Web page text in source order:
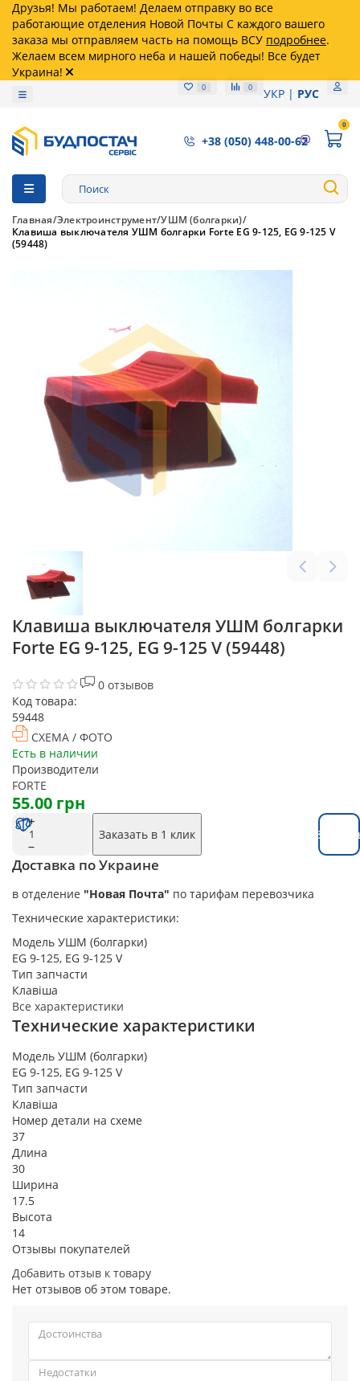
Друзья! Мы работаем! Делаем отправку во все
работающие отделения Новой Почты С каждого вашего
заказа мы отправляем часть на помощь ВСУ подробнее.
Желаем всем мирного неба и нашей победы! Все будет
Украина!
0 0 УКР РУС
+38 (050) 448-00-62
0
Главная Электроинструмент УШМ (болгарки)
Клавиша выключателя УШМ болгарки Forte EG 9-125, EG 9-125 V
(59448)
Клавиша выключателя УШМ болгарки
Forte EG 9-125, EG 9-125 V (59448)
0 отзывов
Код товара:
59448
СХЕМА / ФОТО
Есть в наличии
Производители
FORTE
55.00 грн
Заказать в 1 клик
Доставка по Украине
в отделение "Новая Почта" по тарифам перевозчика
Технические характеристики:
Модель УШМ (болгарки)
EG 9-125, EG 9-125 V
Тип запчасти
Клавіша
Все характеристики
Технические характеристики
Модель УШМ (болгарки)
EG 9-125, EG 9-125 V
Тип запчасти
Клавіша
Номер детали на схеме
37
Длина
30
Ширина
17.5
Высота
14
Отзывы покупателей
Добавить отзыв к товару
Нет отзывов об этом товаре.